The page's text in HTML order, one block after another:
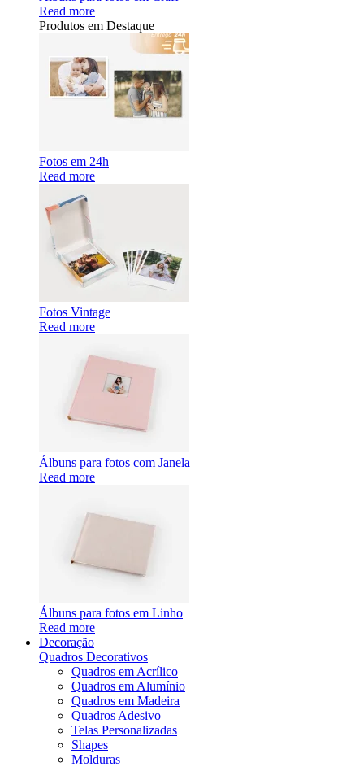
Read more
Produtos em Destaque
Fotos em 24h
Read more
Fotos Vintage
Read more
Álbuns para fotos com Janela
Read more
Álbuns para fotos em Linho
Read more
Decoração
Quadros Decorativos
Quadros em Acrílico
Quadros em Alumínio
Quadros em Madeira
Quadros Adesivo
Telas Personalizadas
Shapes
Molduras